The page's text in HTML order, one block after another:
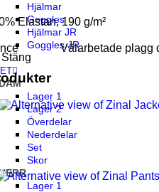
Hjälmar
Goggles
Hjälmar JR
Goggles JR
Stäng
DAM
Lager 1
Lager 2
Överdelar
Nederdelar
Set
Skor
Lager 1
Elastan, 190 g/m²
Välarbetade plagg